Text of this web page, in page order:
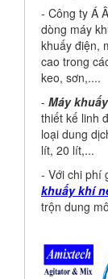
- Công ty Á
dòng máy
khuấy điện,
cao trong
keo, sơn,....
- Máy
thiết kế linh
loại dung
lít, 20 lít,...
- Với chi phí
khuấy khí
trộn dung